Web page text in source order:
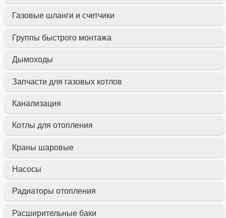
Газовые шланги и счетчики
Группы быстрого монтажа
Дымоходы
Запчасти для газовых котлов
Канализация
Котлы для отопления
Краны шаровые
Насосы
Радиаторы отопления
Расширительные баки